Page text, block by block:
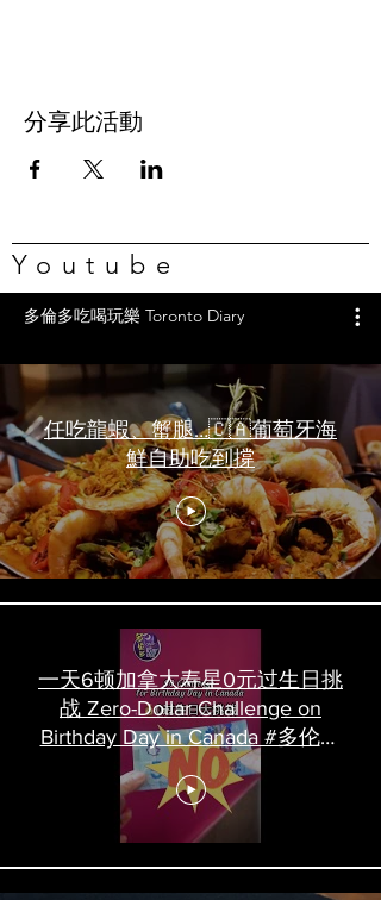
分享此活動
Youtube
多倫多吃喝玩樂 Toronto Diary
任吃龍蝦、蟹腿…🇨🇦葡萄牙海
鮮自助吃到撐
一天6顿加拿大寿星0元过生日挑
战 Zero-Dollar Challenge on
Birthday Day in Canada #多伦多
吃喝玩乐 #多伦多美食
#torontofood